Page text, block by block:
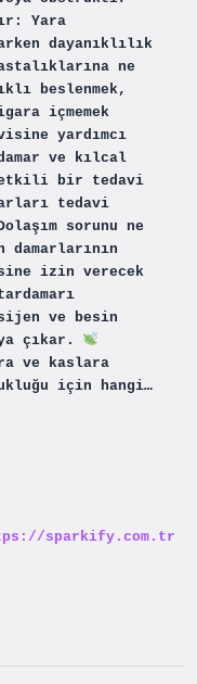
Yara
dayanıklılık
ne
beslenmek,
içmemek
yardımcı
ve kılcal
etkili bir tedavi
tedavi
sorunu ne
damarlarının
izin verecek
ve besin
çıkar.
ve kaslara
için hangi…
sparkify.com.tr